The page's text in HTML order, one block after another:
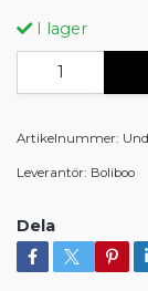
I lager
Artikelnummer:
Leverantör: Boliboo
Dela